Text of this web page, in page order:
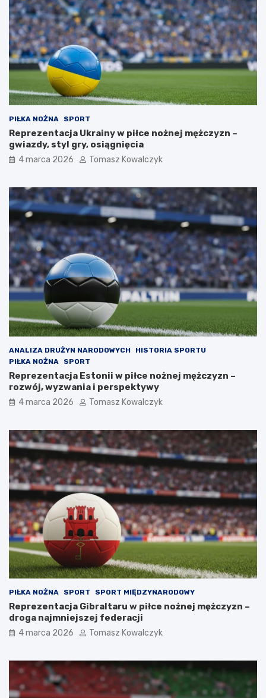
PIŁKA NOŻNA SPORT
Reprezentacja Ukrainy w piłce nożnej mężczyzn –
gwiazdy, styl gry, osiągnięcia
4 marca 2026 Tomasz Kowalczyk
ANALIZA DRUŻYN NARODOWYCH
HISTORIA SPORTU
PIŁKA NOŻNA
SPORT
Reprezentacja Estonii w piłce nożnej mężczyzn –
rozwój, wyzwania i perspektywy
4 marca 2026 Tomasz Kowalczyk
PIŁKA NOŻNA SPORT SPORT MIĘDZYNARODOWY
Reprezentacja Gibraltaru w piłce nożnej mężczyzn –
droga najmniejszej federacji
4 marca 2026 Tomasz Kowalczyk